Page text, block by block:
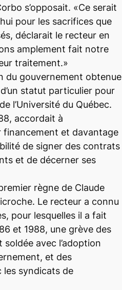
s’opposait. «Ce serait
pour les sacrifices que
déclarait le recteur en
amplement fait notre
traitement.»
du gouvernement obtenue
statut particulier pour
l’Université du Québec.
accordait à
financement et davantage
de signer des contrats
et de décerner ses
règne de Claude
Le recteur a connu
pour lesquelles il a fait
et 1988, une grève des
soldée avec l’adoption
et des
les syndicats de